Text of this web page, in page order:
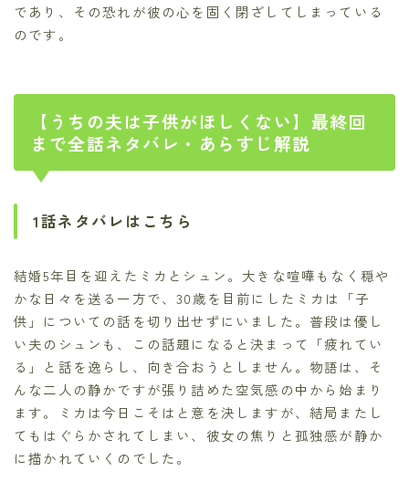
であり、その恐れが彼の心を固く閉ざしてしまっている
のです。
【うちの夫は子供がほしくない】最終回
まで全話ネタバレ・あらすじ解説
1話ネタバレはこちら
結婚5年目を迎えたミカとシュン。大きな喧嘩もなく穏や
かな日々を送る一方で、30歳を目前にしたミカは「子
供」についての話を切り出せずにいました。普段は優し
い夫のシュンも、この話題になると決まって「疲れてい
る」と話を逸らし、向き合おうとしません。物語は、そ
んな二人の静かですが張り詰めた空気感の中から始まり
ます。ミカは今日こそはと意を決しますが、結局またし
てもはぐらかされてしまい、彼女の焦りと孤独感が静か
に描かれていくのでした。